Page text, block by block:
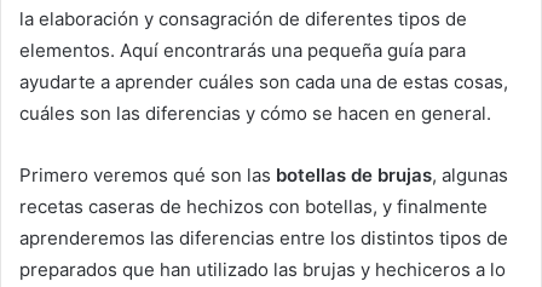
la elaboración y consagración de diferentes tipos de
elementos. Aquí encontrarás una pequeña guía para
ayudarte a aprender cuáles son cada una de estas cosas,
cuáles son las diferencias y cómo se hacen en general.
Primero veremos qué son las botellas de brujas, algunas
recetas caseras de hechizos con botellas, y finalmente
aprenderemos las diferencias entre los distintos tipos de
preparados que han utilizado las brujas y hechiceros a lo